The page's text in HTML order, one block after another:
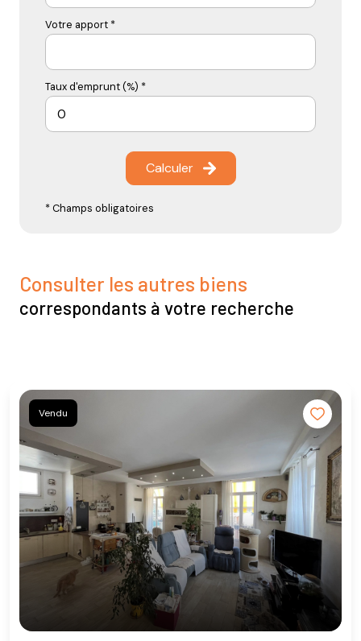
Votre apport *
Taux d'emprunt (%) *
Calculer
* Champs obligatoires
Consulter les autres biens
correspondants à votre recherche
Vendu